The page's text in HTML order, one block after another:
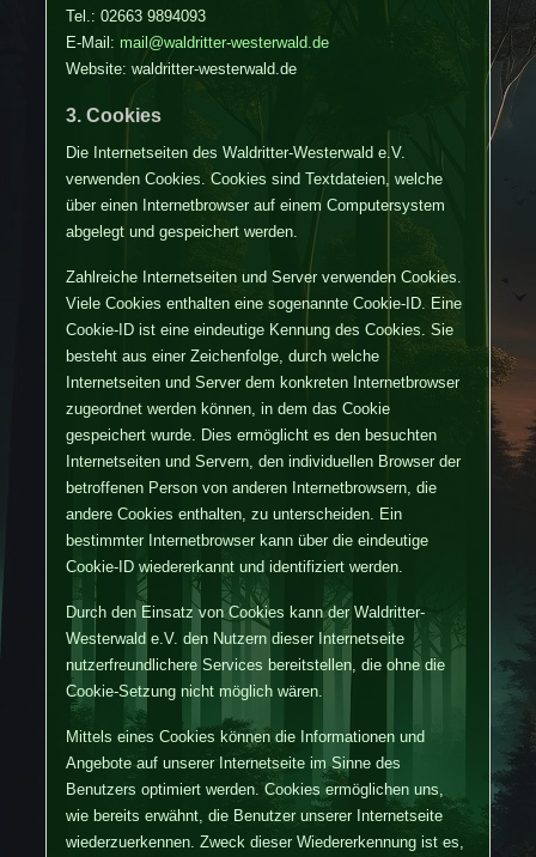
Tel.: 02663 9894093
E-Mail: mail@waldritter-westerwald.de
Website: waldritter-westerwald.de
3. Cookies
Die Internetseiten des Waldritter-Westerwald e.V.
verwenden Cookies. Cookies sind Textdateien, welche
über einen Internetbrowser auf einem Computersystem
abgelegt und gespeichert werden.
Zahlreiche Internetseiten und Server verwenden Cookies.
Viele Cookies enthalten eine sogenannte Cookie-ID. Eine
Cookie-ID ist eine eindeutige Kennung des Cookies. Sie
besteht aus einer Zeichenfolge, durch welche
Internetseiten und Server dem konkreten Internetbrowser
zugeordnet werden können, in dem das Cookie
gespeichert wurde. Dies ermöglicht es den besuchten
Internetseiten und Servern, den individuellen Browser der
betroffenen Person von anderen Internetbrowsern, die
andere Cookies enthalten, zu unterscheiden. Ein
bestimmter Internetbrowser kann über die eindeutige
Cookie-ID wiedererkannt und identifiziert werden.
Durch den Einsatz von Cookies kann der Waldritter-
Westerwald e.V. den Nutzern dieser Internetseite
nutzerfreundlichere Services bereitstellen, die ohne die
Cookie-Setzung nicht möglich wären.
Mittels eines Cookies können die Informationen und
Angebote auf unserer Internetseite im Sinne des
Benutzers optimiert werden. Cookies ermöglichen uns,
wie bereits erwähnt, die Benutzer unserer Internetseite
wiederzuerkennen. Zweck dieser Wiedererkennung ist es,